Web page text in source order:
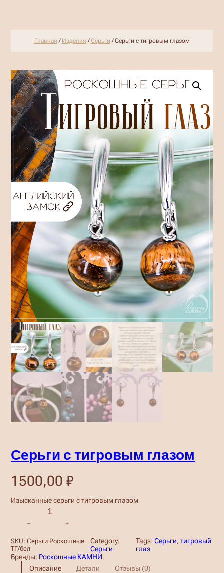
Главная / Изделия /Серьги / Серьги с тигровым глазом
Серьги с тигровым глазом
1500,00₽
Изысканные серьги с тигровым глазом
и
ч
е
с
− +
SKU: Серьги Роскошные
ТГ/бел
Category:
Серьги
Tags: Серьги, тигровый
глаз
Бренды: Роскошные КАМНИ
Описание
Детали Отзывы (0)